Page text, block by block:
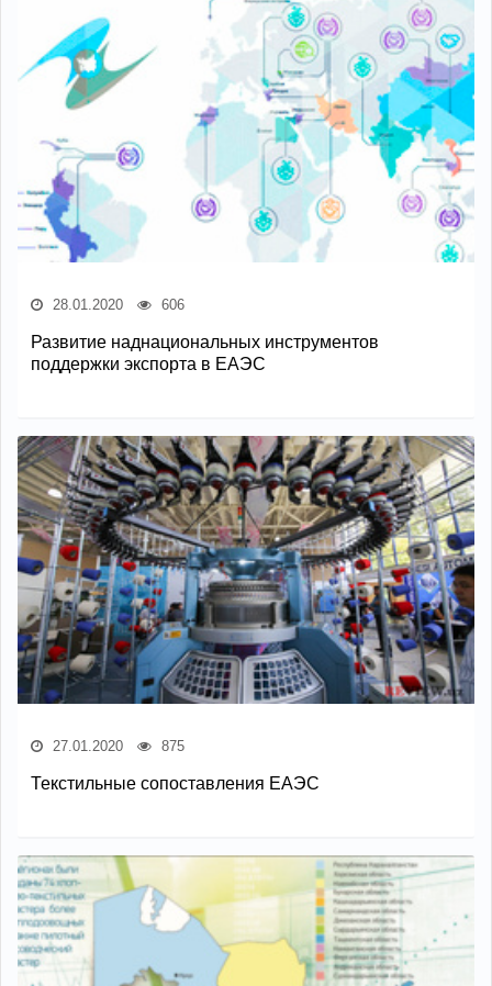
28.01.2020 606
Развитие наднациональных инструментов
поддержки экспорта в ЕАЭС
27.01.2020 875
Текстильные сопоставления ЕАЭС